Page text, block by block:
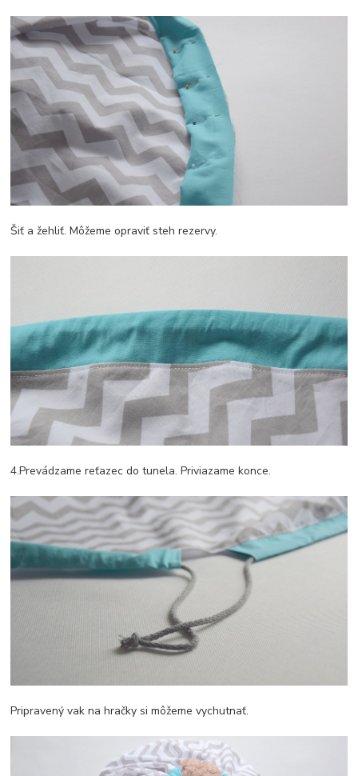
Šiť a žehliť. Môžeme opraviť steh rezervy.
4.Prevádzame reťazec do tunela. Priviazame konce.
Pripravený vak na hračky si môžeme vychutnať.